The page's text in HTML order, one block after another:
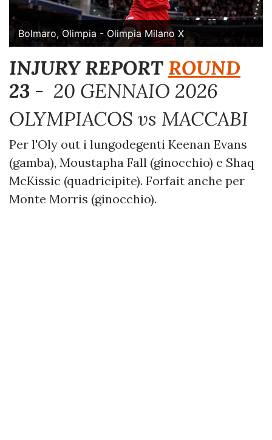
Bolmaro, Olimpia - Olimpia Milano X
INJURY REPORT ROUND
23 - 20 GENNAIO 2026
OLYMPIACOS vs MACCABI
Per l'Oly out i lungodegenti Keenan Evans
(gamba), Moustapha Fall (ginocchio) e Shaq
McKissic (quadricipite). Forfait anche per
Monte Morris (ginocchio).